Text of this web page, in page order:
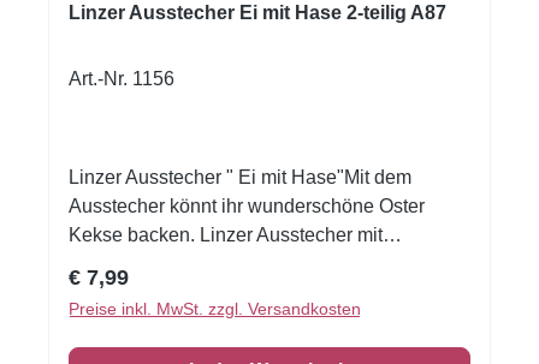
Linzer Ausstecher Ei mit Hase 2-teilig A87
Art.-Nr. 1156
Linzer Ausstecher " Ei mit Hase"Mit dem
Ausstecher könnt ihr wunderschöne Oster
Kekse backen. Linzer Ausstecher mit
gleich mit aus, somit haben Sie immer gleich
aussehende Kekse. Das Gegenstück ist im Set
enthalten Die Linzer Kekse können Sie
Regulärer Preis:
€ 7,99
Preise inkl. MwSt. zzgl. Versandkosten